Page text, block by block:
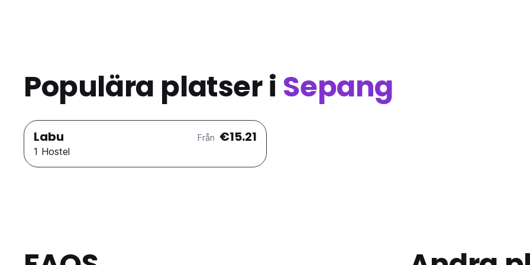
Populära platser i Sepang
Labu Från €15.21
1 Hostel